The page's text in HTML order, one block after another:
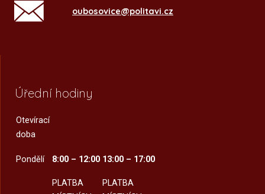
oubosovice@politavi.cz
Úřední hodiny
Otevírací
doba
Pondělí 8:00 – 12:00
PLATBA
13:00 – 17:00
PLATBA